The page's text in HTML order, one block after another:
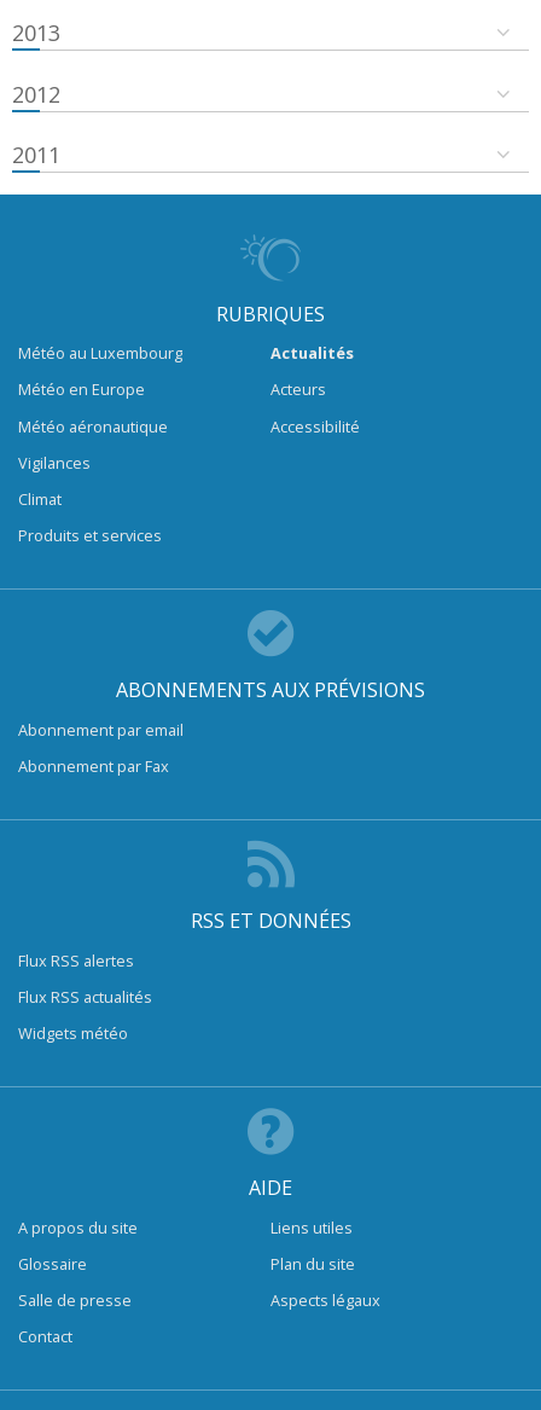
2013
2012
2011
RUBRIQUES
Météo au Luxembourg
Météo en Europe
Météo aéronautique
Vigilances
Climat
Produits et services
Actualités
Acteurs
Accessibilité
ABONNEMENTS AUX PRÉVISIONS
Abonnement par email
Abonnement par Fax
RSS ET DONNÉES
Flux RSS alertes
Flux RSS actualités
Widgets météo
AIDE
A propos du site
Glossaire
Salle de presse
Contact
Liens utiles
Plan du site
Aspects légaux